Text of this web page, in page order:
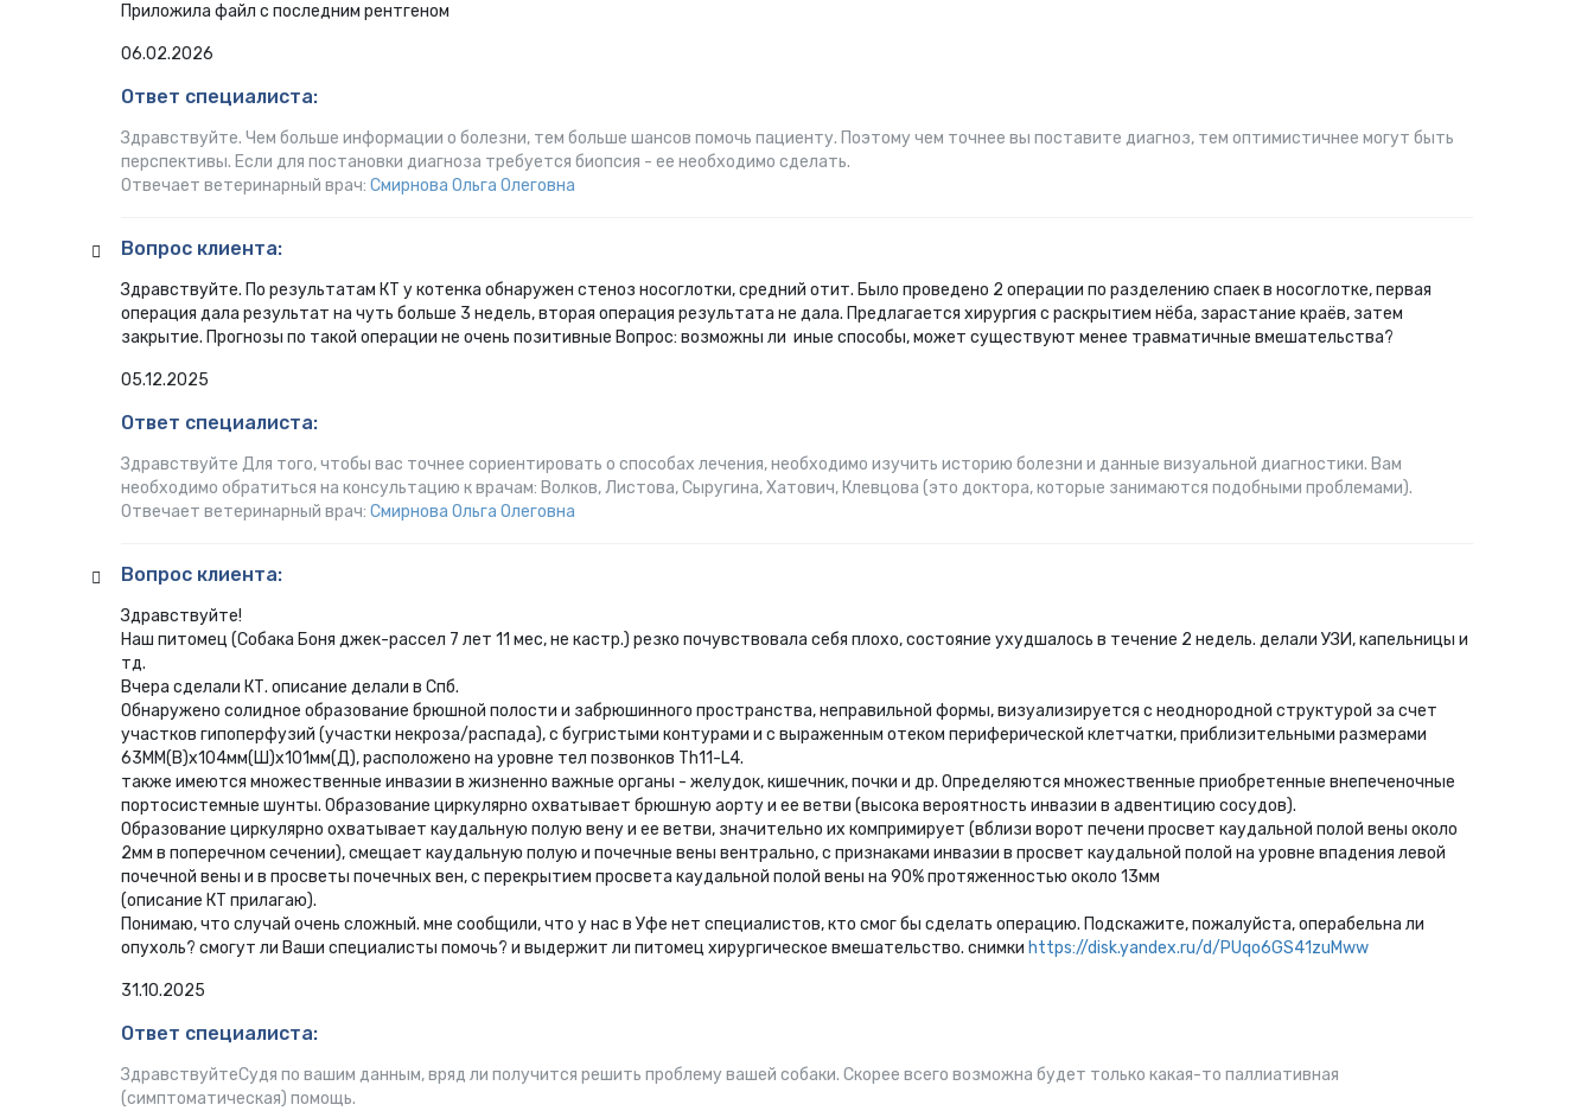
Приложила файл с последним рентгеном
06.02.2026
Ответ специалиста:
Здравствуйте. Чем больше информации о болезни, тем больше шансов помочь пациенту. Поэтому чем точнее вы поставите диагноз, тем оптимистичнее могут быть
перспективы. Если для постановки диагноза требуется биопсия - ее необходимо сделать.
Отвечает ветеринарный врач: Смирнова Ольга Олеговна
Вопрос клиента:
Здравствуйте. По результатам КТ у котенка обнаружен стеноз носоглотки, средний отит. Было проведено 2 операции по разделению спаек в носоглотке, первая
операция дала результат на чуть больше 3 недель, вторая операция результата не дала. Предлагается хирургия с раскрытием нёба, зарастание краёв, затем
закрытие. Прогнозы по такой операции не очень позитивные Вопрос: возможны ли иные способы, может существуют менее травматичные вмешательства?
05.12.2025
Ответ специалиста:
Здравствуйте Для того, чтобы вас точнее сориентировать о способах лечения, необходимо изучить историю болезни и данные визуальной диагностики. Вам
необходимо обратиться на консультацию к врачам: Волков, Листова, Сыругина, Хатович, Клевцова (это доктора, которые занимаются подобными проблемами).
Отвечает ветеринарный врач: Смирнова Ольга Олеговна
Вопрос клиента:
Здравствуйте!
Наш питомец (Собака Боня джек-рассел 7 лет 11 мес, не кастр.) резко почувствовала себя плохо, состояние ухудшалось в течение 2 недель. делали УЗИ, капельницы и
тд.
Вчера сделали КТ. описание делали в Спб.
Обнаружено солидное образование брюшной полости и забрюшинного пространства, неправильной формы, визуализируется с неоднородной структурой за счет
участков гипоперфузий (участки некроза/распада), с бугристыми контурами и с выраженным отеком периферической клетчатки, приблизительными размерами
63ММ(В)х104мм(Ш)х101мм(Д), расположено на уровне тел позвонков Тh11-L4.
также имеются множественные инвазии в жизненно важные органы - желудок, кишечник, почки и др. Определяются множественные приобретенные внепеченочные
портосистемные шунты. Образование циркулярно охватывает брюшную аорту и ее ветви (высока вероятность инвазии в адвентицию сосудов).
Образование циркулярно охватывает каудальную полую вену и ее ветви, значительно их компримирует (вблизи ворот печени просвет каудальной полой вены около
2мм в поперечном сечении), смещает каудальную полую и почечные вены вентрально, с признаками инвазии в просвет каудальной полой на уровне впадения левой
почечной вены и в просветы почечных вен, с перекрытием просвета каудальной полой вены на 90% протяженностью около 13мм
(описание КТ прилагаю).
Понимаю, что случай очень сложный. мне сообщили, что у нас в Уфе нет специалистов, кто смог бы сделать операцию. Подскажите, пожалуйста, операбельна ли
опухоль? смогут ли Ваши специалисты помочь? и выдержит ли питомец хирургическое вмешательство. снимки https://disk.yandex.ru/d/PUqo6GS41zuMww
31.10.2025
Ответ специалиста:
Здравствуйте ​​​​​​​Судя по вашим данным, вряд ли получится решить проблему вашей собаки. Скорее всего возможна будет только какая-то паллиативная
(симптоматическая) помощь.